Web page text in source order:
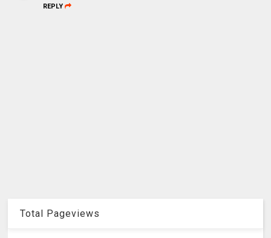
REPLY
Total Pageviews